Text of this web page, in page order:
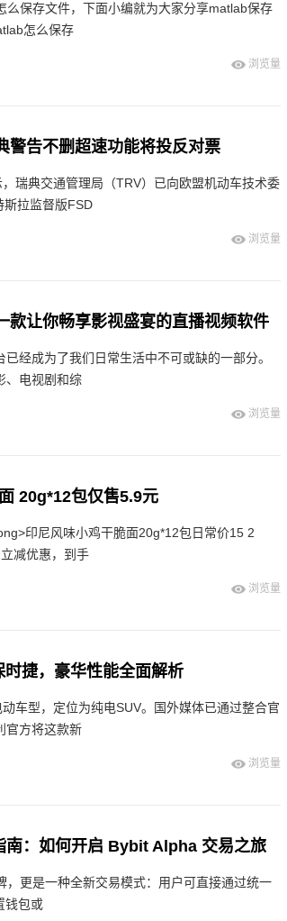
保存文件，下面小编就为大家分享matlab保存
怎么保存
浏览量
警告不删超速功能将投反对票
瑞典交通管理局（TRV）已向欧盟机动车技术委
斯拉监督版FSD
浏览量
款让你畅享影视盛宴的直播视频软件
经成为了我们日常生活中不可或缺的一部分。
、电视剧和综
浏览量
20g*12包仅售5.9元
印尼风味小鸡干脆面20g*12包日常价15 2
减优惠，到手
浏览量
捷，豪华性能全面解析
车型，定位为纯电SUV。国外媒体已通过整合官
官方将这款新
浏览量
：如何开启 Bybit Alpha 交易之旅
更是一种全新交易模式：用户可直接通过统一
钱包或